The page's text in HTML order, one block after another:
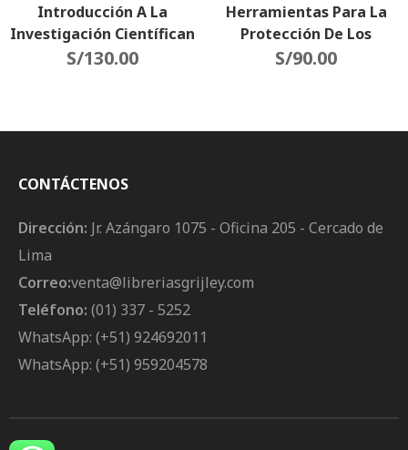
Introducción A La
Investigación Científican
Y Formación De Recursos
S/130.00
Herramientas Para La
Protección De Los
Derechos Humanos
S/90.00
CONTÁCTENOS
Dirección: Jr. Azángaro 1075 - Oficina 205 - Cercado de
Lima
Correo:venta@libreriasgrijley.com
Teléfono: (01) 337 - 5252
WhatsApp: (+51) 924692011
WhatsApp: (+51) 959204578